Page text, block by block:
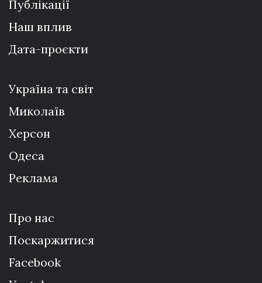
Публікації
Наш вплив
Дата-проєкти
Україна та світ
Миколаїв
Херсон
Одеса
Реклама
Про нас
Поскаржитися
Facebook